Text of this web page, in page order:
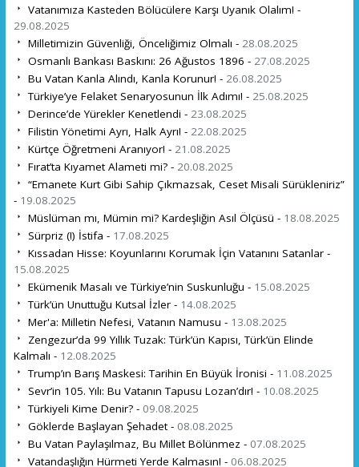
Vatanımıza Kasteden Bölücülere Karşı Uyanık Olalım! -
29.08.2025
Milletimizin Güvenliği, Önceliğimiz Olmalı - 28.08.2025
Osmanlı Bankası Baskını: 26 Ağustos 1896 - 27.08.2025
Bu Vatan Kanla Alındı, Kanla Korunur! - 26.08.2025
Türkiye’ye Felaket Senaryosunun İlk Adımı! - 25.08.2025
Derince’de Yürekler Kenetlendi - 23.08.2025
Filistin Yönetimi Ayrı, Halk Ayrı! - 22.08.2025
Kürtçe Öğretmeni Aranıyor! - 21.08.2025
Fırat’ta Kıyamet Alameti mi? - 20.08.2025
“Emanete Kurt Gibi Sahip Çıkmazsak, Ceset Misali Sürükleniriz”
- 19.08.2025
Müslüman mı, Mümin mi? Kardeşliğin Asıl Ölçüsü - 18.08.2025
Sürpriz (!) İstifa - 17.08.2025
Kıssadan Hisse: Koyunlarını Korumak İçin Vatanını Satanlar -
15.08.2025
Ekümenik Masalı ve Türkiye’nin Suskunluğu - 15.08.2025
Türk’ün Unuttuğu Kutsal İzler - 14.08.2025
Mer'a: Milletin Nefesi, Vatanın Namusu - 13.08.2025
Zengezur’da 99 Yıllık Tuzak: Türk’ün Kapısı, Türk’ün Elinde
Kalmalı - 12.08.2025
Trump’ın Barış Maskesi: Tarihin En Büyük İronisi - 11.08.2025
Sevr’in 105. Yılı: Bu Vatanın Tapusu Lozan’dır! - 10.08.2025
Türkiyeli Kime Denir? - 09.08.2025
Göklerde Başlayan Şehadet - 08.08.2025
Bu Vatan Paylaşılmaz, Bu Millet Bölünmez - 07.08.2025
Vatandaşlığın Hürmeti Yerde Kalmasın! - 06.08.2025